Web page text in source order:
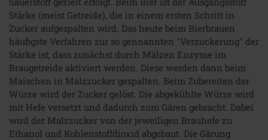
Stärke (meist Getreide), die in einem ersten Schritt in
Zucker aufgespalten wird. Das heute beim Bierbrauen
häufigste Verfahren zur so gennannten "Verzuckerung" der
Stärke ist, dass zunächst durch Mälzen Enzyme im
Braugetreide aktiviert werden. Diese werden dann beim
Maischen in Malzzucker gespalten. Beim Zubereiten der
Würze wird der Zucker gelöst. Die abgekühlte Würze wird
mit Hefe versetzt und dadurch zum Gären gebracht. Dabei
wird der Malzzucker von der jeweiligen Brauhefe zu
Ethanol und Kohlenstoffdioxid abgebaut. Die Gärung